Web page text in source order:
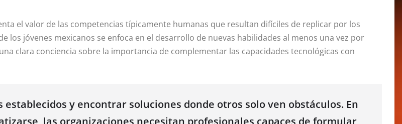
el valor de las competencias típicamente humanas que resultan difíciles de replicar por los
los jóvenes mexicanos se enfoca en el desarrollo de nuevas habilidades al menos una vez por
clara conciencia sobre la importancia de complementar las capacidades tecnológicas con
y encontrar soluciones donde otros solo ven obstáculos. En